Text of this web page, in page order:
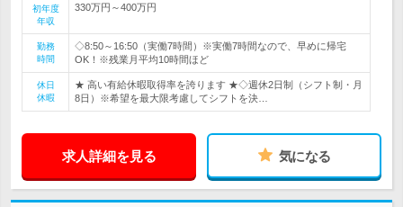
初年度
年収
330万円～400万円
勤務
時間
◇8:50～16:50（実働7時間）※実働7時間なので、早めに帰宅
OK！※残業月平均10時間ほど
休日
休暇
★ 高い有給休暇取得率を誇ります ★◇週休2日制（シフト制・月
8日）※希望を最大限考慮してシフトを決…
求人詳細を見る 気になる